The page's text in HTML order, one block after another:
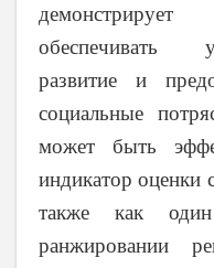
обеспечивать
развитие и
социальные
может быть
индикатор оценки
также как
ранжировании